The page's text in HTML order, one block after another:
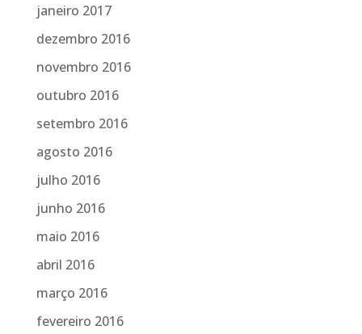
janeiro 2017
dezembro 2016
novembro 2016
outubro 2016
setembro 2016
agosto 2016
julho 2016
junho 2016
maio 2016
abril 2016
março 2016
fevereiro 2016